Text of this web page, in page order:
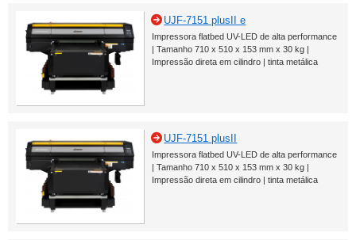
UJF-7151 plusII e
Impressora flatbed UV-LED de alta performance
| Tamanho 710 x 510 x 153 mm x 30 kg |
Impressão direta em cilindro | tinta metálica
UJF-7151 plusII
Impressora flatbed UV-LED de alta performance
| Tamanho 710 x 510 x 153 mm x 30 kg |
Impressão direta em cilindro | tinta metálica